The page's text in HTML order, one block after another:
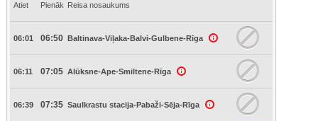
Atiet Pienāk Reisa nosaukums
06:01 06:50 Baltinava-Viļaka-Balvi-Gulbene-Rīga
06:11 07:05 Alūksne-Ape-Smiltene-Rīga
06:39 07:35 Saulkrastu stacija-Pabaži-Sēja-Rīga